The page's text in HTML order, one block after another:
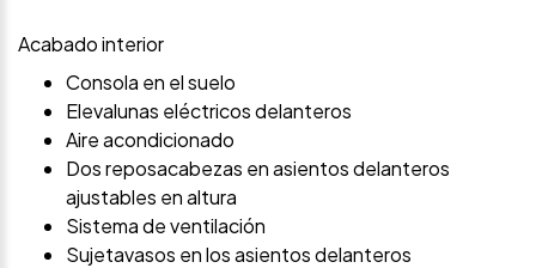
Acabado interior
Consola en el suelo
Elevalunas eléctricos delanteros
Aire acondicionado
Dos reposacabezas en asientos delanteros
ajustables en altura
Sistema de ventilación
Sujetavasos en los asientos delanteros